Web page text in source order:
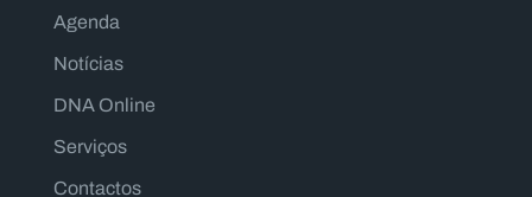
Agenda
Notícias
DNA Online
Serviços
Contactos